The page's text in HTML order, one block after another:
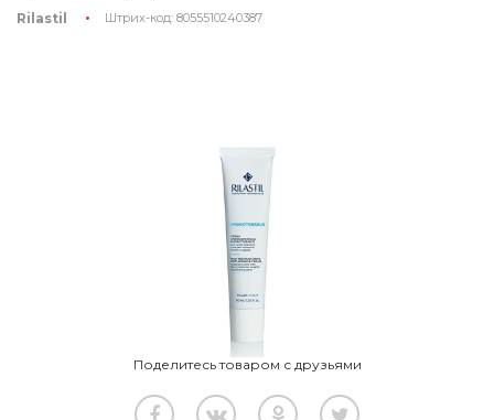
Rilastil Штрих-код: 8055510240387
Поделитесь товаром с друзьями